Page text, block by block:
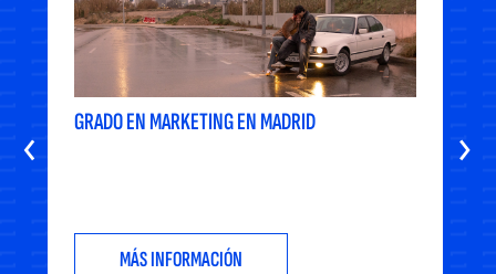
GRADO EN MARKETING EN MADRID
MÁS INFORMACIÓN
‹ ›